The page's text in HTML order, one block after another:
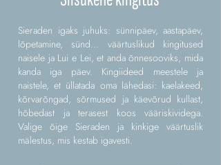
Sieraden igaks juhuks: sünnipäev, aastapäev,
lõpetamine, sünd... väärtuslikud kingitused
naisele ja Lui e Lei, et anda õnnesooviks, mida
kanda iga päev. Kingiideed meestele ja
naistele, et üllatada oma lähedasi: kaelakeed,
kõrvarõngad, sõrmused ja käevõrud kullast,
hõbedast ja terasest koos vääriskividega.
Valige õige Sieraden ja kinkige väärtuslik
mälestus, mis kestab igavesti.